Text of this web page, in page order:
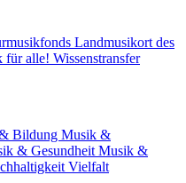
Landmusikort des
für alle! Wissenstransfer
Bildung Musik &
& Gesundheit Musik &
Vielfalt